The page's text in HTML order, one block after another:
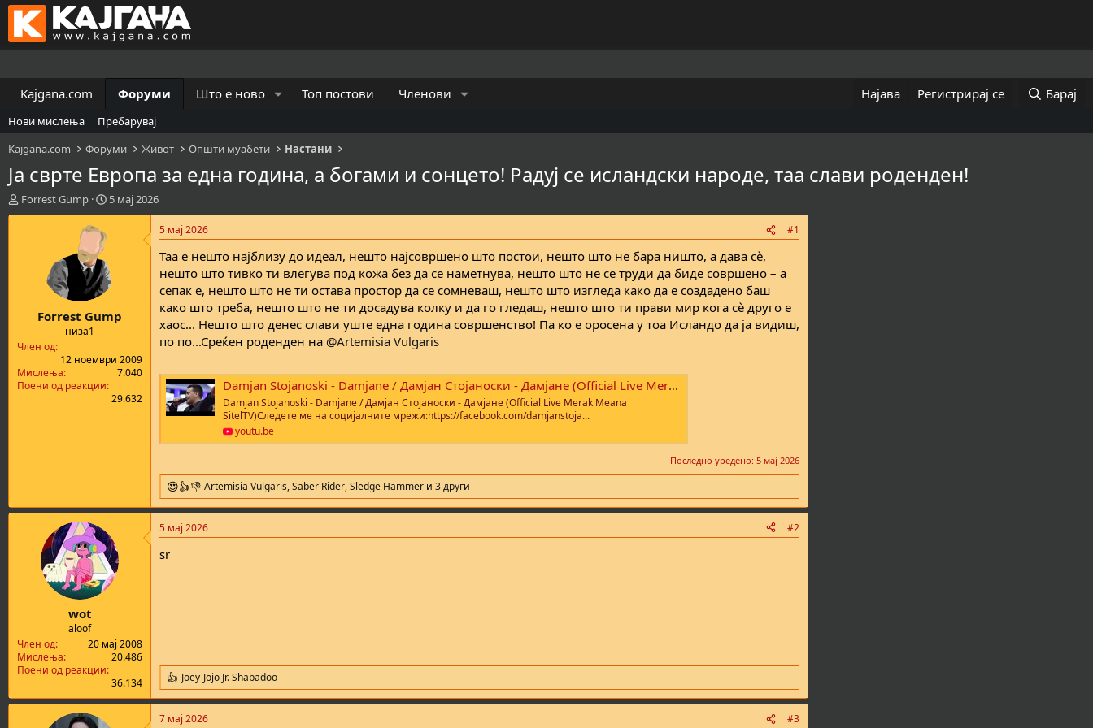
Kajgana.com Форуми Што е ново Топ постови Членови Најава Регистрирај се Барај
Нови мислења
Пребарувај
Kajgana.com
Форуми Живот Општи муабети Настани
Ја сврте Европа за една година, а богами и сонцето! Радуј се исландски народе, таа слави роденден!
К
р
е
а
т
Forrest Gump
В
р
н
а
а
ч
у
в
5 мај 2026
Forrest Gump
низа1
Член од
12 ноември 2009
Мислења
7.040
Поени од реакции
29.632
5 мај 2026 #1
Таа е нешто најблизу до идеал, нешто најсовршено што постои, нешто што не бара ништо, а дава сè,
нешто што тивко ти влегува под кожа без да се наметнува, нешто што не се труди да биде совршено – а
сепак е, нешто што не ти остава простор да се сомневаш, нешто што изгледа како да е создадено баш
како што треба, нешто што не ти досадува колку и да го гледаш, нешто што ти прави мир кога сè друго е
хаос... Нешто што денес слави уште една година совршенство! Па ко е оросена у тоа Исландо да ја видиш,
по по...Среќен роденден на @Artemisia Vulgaris
Damjan Stojanoski - Damjane / Дамјан Стојаноски - Дамјане (Official Live Merak Meana SitelTV)
Damjan Stojanoski - Damjane / Дамјан Стојаноски - Дамјане (Official Live Merak Meana
SitelTV)Следете ме на социјалните мрежи:https://facebook.com/damjanstoja...
youtu.be
Последно уредено: 5 мај 2026
R
e
a
c
i
Artemisia Vulgaris,Saber Rider,Sledge Hammer и 3 други
wot
aloof
Член од
20 мај 2008
Мислења
20.486
Поени од реакции
36.134
5 мај 2026 #2
sr
R
e
a
c
Joey-Jojo Jr. Shabadoo
7 мај 2026 #3